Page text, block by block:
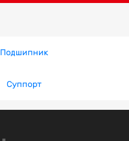
Подшипник
Суппорт